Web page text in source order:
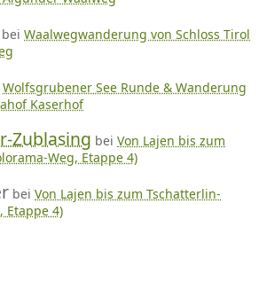
bei Waalwegwanderung von Schloss Tirol
Wolfsgrubener See Runde & Wanderung
Kaserhof
Zublasing bei Von Lajen bis zum
Weg, Etappe 4)
bei Von Lajen bis zum Tschatterlin-
Etappe 4)